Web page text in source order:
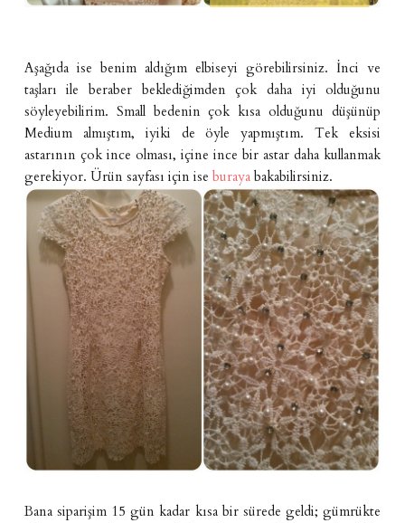
Aşağıda ise benim aldığım elbiseyi görebilirsiniz. İnci ve
taşları ile beraber beklediğimden çok daha iyi olduğunu
söyleyebilirim. Small bedenin çok kısa olduğunu düşünüp
Medium almıştım, iyiki de öyle yapmıştım. Tek eksisi
astarının çok ince olması, içine ince bir astar daha kullanmak
gerekiyor. Ürün sayfası için ise buraya bakabilirsiniz.
Bana siparişim 15 gün kadar kısa bir sürede geldi; gümrükte